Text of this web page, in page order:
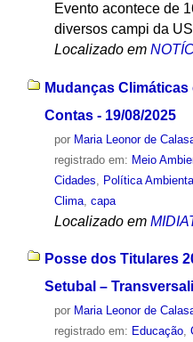
Evento acontece de
diversos campi da
Localizado em
Mudanças
Contas - 19/08/2025
por Maria Leonor de
registrado em: Meio
Cidades
Política
Clima, capa
Localizado em
Posse dos Titulares
Setubal –
por Maria Leonor de
registrado em: Educação,